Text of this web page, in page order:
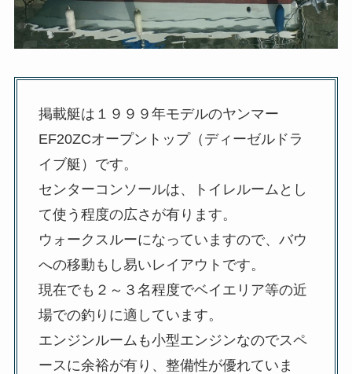
掲載艇は１９９９年モデルのヤンマー
EF20ZCオープントップ（ディーゼルドラ
イブ艇）です。
センターコンソールは、トイレルームとし
て使う程度の広さが有ります。
ウォークスルーになっていますので、バウ
への移動もし易いレイアウトです。
現在でも２～３名程度でベイエリア等の近
場での釣りに適しています。
エンジンルームも小型エンジンなのでスペ
ースに余裕が有り、整備性が優れていま